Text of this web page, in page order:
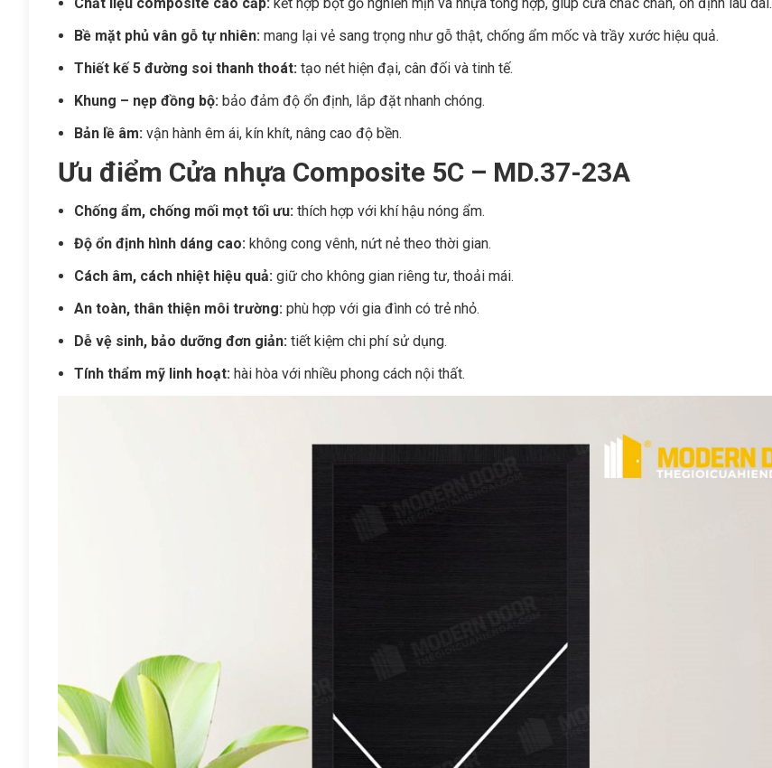
Bề mặt phủ vân gỗ tự nhiên: mang lại vẻ sang trọng như gỗ thật, chống ẩm mốc và trầy xước hiệu quả.
Thiết kế 5 đường soi thanh thoát: tạo nét hiện đại, cân đối và tinh tế.
Khung – nẹp đồng bộ: bảo đảm độ ổn định, lắp đặt nhanh chóng.
Bản lề âm: vận hành êm ái, kín khít, nâng cao độ bền.
Ưu điểm Cửa nhựa Composite 5C – MD.37-23A
Chống ẩm, chống mối mọt tối ưu: thích hợp với khí hậu nóng ẩm.
Độ ổn định hình dáng cao: không cong vênh, nứt nẻ theo thời gian.
Cách âm, cách nhiệt hiệu quả: giữ cho không gian riêng tư, thoải mái.
An toàn, thân thiện môi trường: phù hợp với gia đình có trẻ nhỏ.
Dễ vệ sinh, bảo dưỡng đơn giản: tiết kiệm chi phí sử dụng.
Tính thẩm mỹ linh hoạt: hài hòa với nhiều phong cách nội thất.